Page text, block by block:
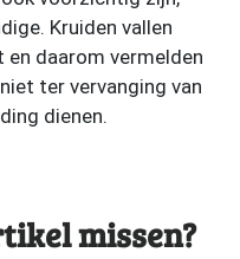
Kruiden vallen
daarom vermelden
ter vervanging van
dienen.
missen?